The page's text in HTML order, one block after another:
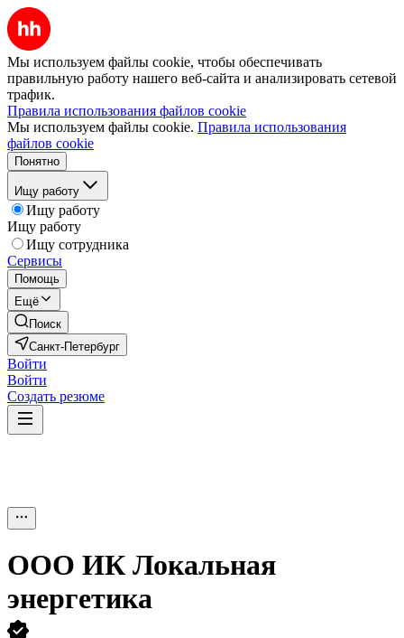
Мы используем файлы cookie, чтобы обеспечивать
правильную работу нашего веб-сайта и анализировать сетевой
трафик.
Правила использования файлов cookie
Мы используем файлы cookie. Правила использования
файлов cookie
Понятно
Ищу работу
Ищу работу
Ищу работу
Ищу сотрудника
Сервисы
Помощь
Ещё
Поиск
Санкт-Петербург
Войти
Войти
Создать резюме
ООО ИК Локальная
энергетика